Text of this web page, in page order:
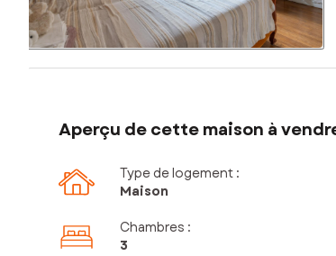
Aperçu de cette maison à
Type de logement :
Maison
Chambres :
3